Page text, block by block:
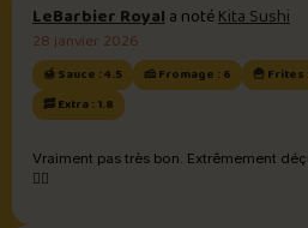
LeBarbier Royala notéKita Sushi
28 janvier 2026
🍯 Sauce : 4.5 🧀 Fromage : 6
🍟 Frites
🥓 Extra : 1.8
Vraiment pas très bon. Extrêmement
😮‍💨